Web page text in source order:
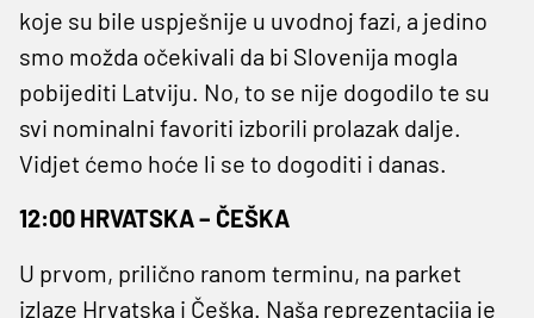
koje su bile uspješnije u uvodnoj fazi, a jedino
smo možda očekivali da bi Slovenija mogla
pobijediti Latviju. No, to se nije dogodilo te su
svi nominalni favoriti izborili prolazak dalje.
Vidjet ćemo hoće li se to dogoditi i danas.
12:00 HRVATSKA – ČEŠKA
U prvom, prilično ranom terminu, na parket
izlaze Hrvatska i Češka. Naša reprezentacija je